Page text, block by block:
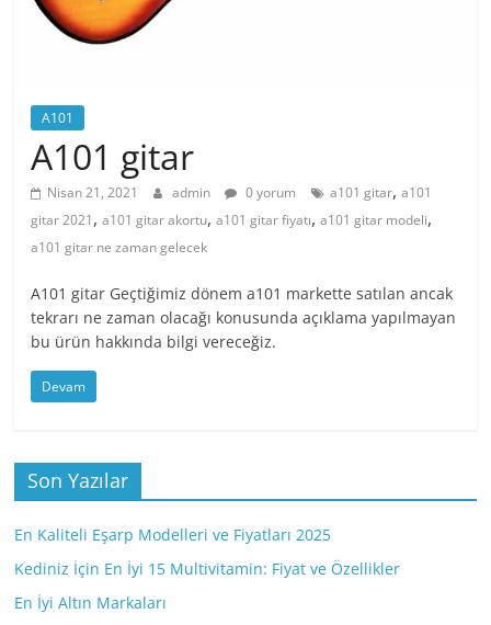
A101
A101 gitar
Nisan 21, 2021 admin 0 yorum a101 gitar,a101
gitar 2021,a101 gitar akortu,a101 gitar fiyatı,a101 gitar modeli,
a101 gitar ne zaman gelecek
A101 gitar Geçtiğimiz dönem a101 markette satılan ancak
tekrarı ne zaman olacağı konusunda açıklama yapılmayan
bu ürün hakkında bilgi vereceğiz.
Devam
Son Yazılar
En Kaliteli Eşarp Modelleri ve Fiyatları 2025
Kediniz İçin En İyi 15 Multivitamin: Fiyat ve Özellikler
En İyi Altın Markaları